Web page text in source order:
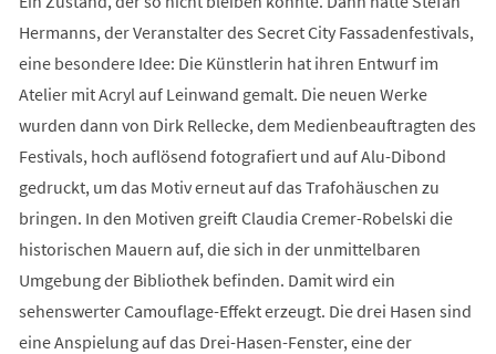
Hermanns, der Veranstalter des Secret City Fassadenfestivals,
eine besondere Idee: Die Künstlerin hat ihren Entwurf im
Atelier mit Acryl auf Leinwand gemalt. Die neuen Werke
wurden dann von Dirk Rellecke, dem Medienbeauftragten des
Festivals, hoch auflösend fotografiert und auf Alu-Dibond
gedruckt, um das Motiv erneut auf das Trafohäuschen zu
bringen. In den Motiven greift Claudia Cremer-Robelski die
historischen Mauern auf, die sich in der unmittelbaren
Umgebung der Bibliothek befinden. Damit wird ein
sehenswerter Camouflage-Effekt erzeugt. Die drei Hasen sind
eine Anspielung auf das Drei-Hasen-Fenster, eine der